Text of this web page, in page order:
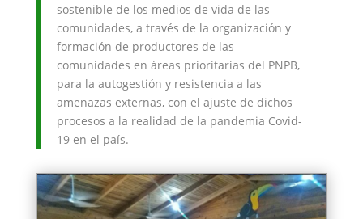
sostenible de los medios de vida de las
comunidades, a través de la organización y
formación de productores de las
comunidades en áreas prioritarias del PNPB,
para la autogestión y resistencia a las
amenazas externas, con el ajuste de dichos
procesos a la realidad de la pandemia Covid-
19 en el país.